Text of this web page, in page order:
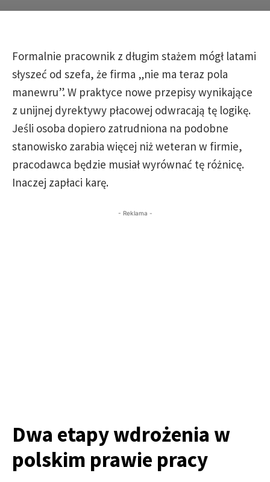
Formalnie pracownik z długim stażem mógł latami
słyszeć od szefa, że firma „nie ma teraz pola
manewru”. W praktyce nowe przepisy wynikające
z unijnej dyrektywy płacowej odwracają tę logikę.
Jeśli osoba dopiero zatrudniona na podobne
stanowisko zarabia więcej niż weteran w firmie,
pracodawca będzie musiał wyrównać tę różnicę.
Inaczej zapłaci karę.
- Reklama -
Dwa etapy wdrożenia w
polskim prawie pracy